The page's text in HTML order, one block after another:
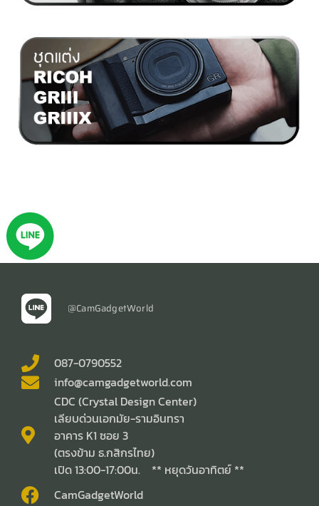
@CamGadgetWorld
087-0790552
info@camgadgetworld.com
CDC (Crystal Design Center)
เลียบด่วนเอกมัย-รามอินทรา
อาคาร K1 ซอย 3
(ตรงข้าม ธ.กสิกรไทย)
เปิด 13:00-17:00น. ** หยุดวันอาทิตย์ **
CamGadgetWorld